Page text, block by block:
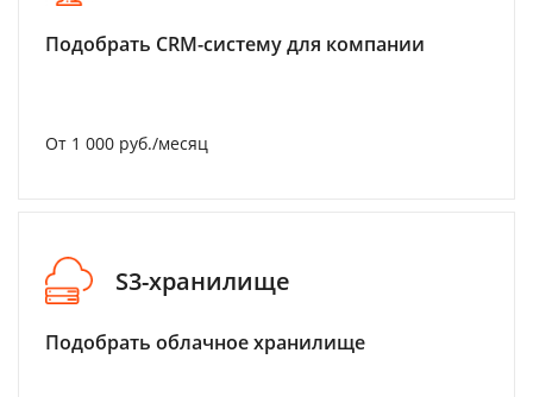
Подобрать CRM-систему для компании
От 1 000 руб./месяц
S3-хранилище
Подобрать облачное хранилище